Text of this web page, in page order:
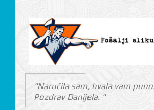
"Naručila sam, hvala vam
Pozdrav Danijela. "